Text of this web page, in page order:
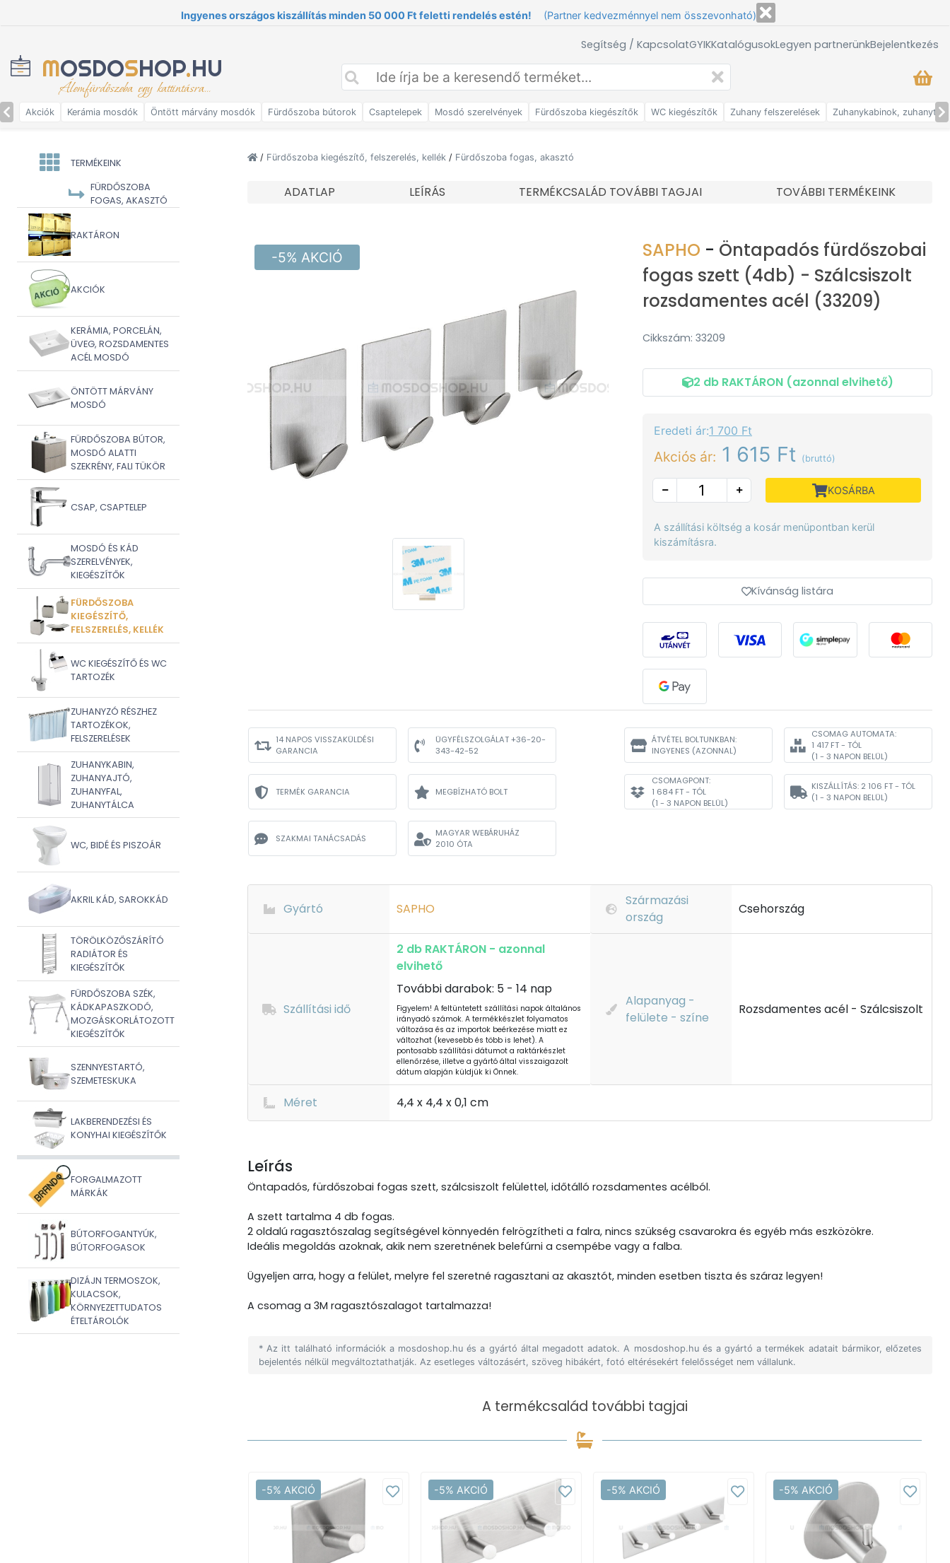
Ingyenes országos kiszállítás minden 50 000 Ft feletti rendelés estén! (Partner kedvezménnyel nem összevonható)
Segítség / KapcsolatGYIKKatalógusokLegyen partnerünkBejelentkezés
MOSDOSHOP.HU
Álomfürdőszoba egy kattintásra...
Akciók Kerámia mosdók Öntött márvány mosdók Fürdőszoba bútorok Csaptelepek Mosdó szerelvények Fürdőszoba kiegészítők WC kiegészítők Zuhany felszerelések Zuhanykabinok,
TERMÉKEINK
FÜRDŐSZOBA
FOGAS, AKASZTÓ
RAKTÁRON
AKCIÓK
KERÁMIA, PORCELÁN,
ÜVEG, ROZSDAMENTES
ACÉL MOSDÓ
ÖNTÖTT MÁRVÁNY
MOSDÓ
FÜRDŐSZOBA BÚTOR,
MOSDÓ ALATTI
SZEKRÉNY, FALI TÜKÖR
CSAP, CSAPTELEP
MOSDÓ ÉS KÁD
SZERELVÉNYEK,
KIEGÉSZÍTŐK
FÜRDŐSZOBA
KIEGÉSZÍTŐ,
FELSZERELÉS, KELLÉK
WC KIEGÉSZÍTŐ ÉS WC
TARTOZÉK
ZUHANYZÓ RÉSZHEZ
TARTOZÉKOK,
FELSZERELÉSEK
ZUHANYKABIN,
ZUHANYAJTÓ,
ZUHANYFAL,
ZUHANYTÁLCA
WC, BIDÉ ÉS PISZOÁR
AKRIL KÁD, SAROKKÁD
TÖRÖLKÖZŐSZÁRÍTÓ
RADIÁTOR ÉS
KIEGÉSZÍTŐK
FÜRDŐSZOBA SZÉK,
KÁDKAPASZKODÓ,
MOZGÁSKORLÁTOZOTT
KIEGÉSZÍTŐK
SZENNYESTARTÓ,
SZEMETESKUKA
LAKBERENDEZÉSI ÉS
KONYHAI KIEGÉSZÍTŐK
FORGALMAZOTT
MÁRKÁK
BÚTORFOGANTYÚK,
BÚTORFOGASOK
DIZÁJN TERMOSZOK,
KULACSOK,
KÖRNYEZETTUDATOS
ÉTELTÁROLÓK
/ Fürdőszoba kiegészítő, felszerelés, kellék / Fürdőszoba fogas, akasztó
ADATLAP LEÍRÁS TERMÉKCSALÁD TOVÁBBI TAGJAI TOVÁBBI TERMÉKEINK
-5% AKCIÓ SAPHO - Öntapadós fürdőszobai
fogas szett (4db) - Szálcsiszolt
rozsdamentes acél (33209)
Cikkszám: 33209
2 db RAKTÁRON (azonnal elvihető)
Eredeti ár:1 700 Ft
Akciós ár: 1 615 Ft (bruttó)
KOSÁRBA
A szállítási költség a kosár menüpontban kerül
kiszámításra.
Kívánság listára
14 NAPOS VISSZAKÜLDÉSI
GARANCIA
ÜGYFÉLSZOLGÁLAT +36-20-
343-42-52
TERMÉK GARANCIA MEGBÍZHATÓ BOLT
SZAKMAI TANÁCSADÁS
MAGYAR WEBÁRUHÁZ
2010 ÓTA
ÁTVÉTEL BOLTUNKBAN:
INGYENES (AZONNAL)
CSOMAG AUTOMATA:
1 417 FT - TÓL
(1 - 3 NAPON BELÜL)
CSOMAGPONT:
1 684 FT - TÓL
(1 - 3 NAPON BELÜL)
KISZÁLLÍTÁS: 2 106 FT - TÓL
(1 - 3 NAPON BELÜL)
Gyártó SAPHO
Származási
ország
Csehország
Szállítási idő
2 db RAKTÁRON - azonnal
elvihető
További darabok: 5 - 14 nap
Figyelem! A feltüntetett szállítási napok általános
irányadó számok. A termékkészlet folyamatos
változása és az importok beérkezése miatt ez
változhat (kevesebb és több is lehet). A
pontosabb szállítási dátumot a raktárkészlet
ellenőrzése, illetve a gyártó által visszaigazolt
dátum alapján küldjük ki Önnek.
Alapanyag -
felülete - színe
Rozsdamentes acél - Szálcsiszolt
Méret 4,4 x 4,4 x 0,1 cm
Leírás
Öntapadós, fürdőszobai fogas szett, szálcsiszolt felülettel, időtálló rozsdamentes acélból.
A szett tartalma 4 db fogas.
2 oldalú ragasztószalag segítségével könnyedén felrögzítheti a falra, nincs szükség csavarokra és egyéb más eszközökre.
Ideális megoldás azoknak, akik nem szeretnének belefúrni a csempébe vagy a falba.
Ügyeljen arra, hogy a felület, melyre fel szeretné ragasztani az akasztót, minden esetben tiszta és száraz legyen!
A csomag a 3M ragasztószalagot tartalmazza!
* Az itt található információk a mosdoshop.hu és a gyártó által megadott adatok. A mosdoshop.hu és a gyártó a termékek adatait bármikor, előzetes
bejelentés nélkül megváltoztathatják. Az esetleges változásért, szöveg hibákért, fotó eltérésekért felelősséget nem vállalunk.
A termékcsalád további tagjai
-5% AKCIÓ -5% AKCIÓ -5% AKCIÓ -5% AKCIÓ